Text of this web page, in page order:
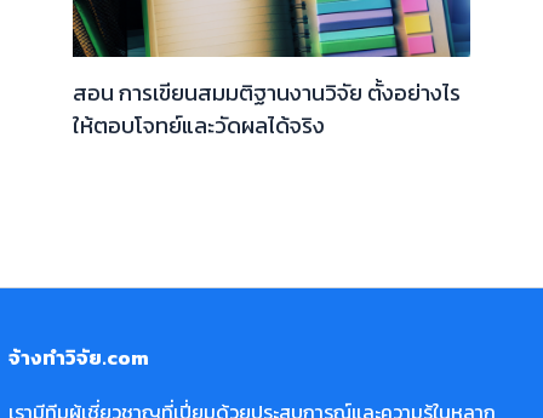
สอน การเขียนสมมติฐานงานวิจัย ตั้งอย่างไร
ให้ตอบโจทย์และวัดผลได้จริง
จ้างทำวิจัย.com
เรามีทีมผู้เชี่ยวชาญที่เปี่ยมด้วยประสบการณ์และความรู้ในหลาก